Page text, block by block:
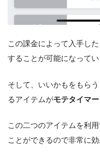
この課金によって入手し
することが可能になってい
そして、いいかもをもら
るアイテムがモテタイマ
この二つのアイテムを利
ことができるので非常に